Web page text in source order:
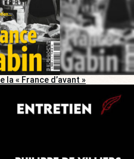
la « France d’avant »